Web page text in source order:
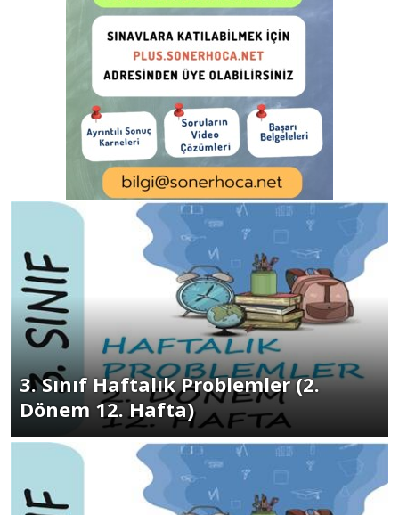
3. Sınıf Haftalık Problemler (2.
Dönem 12. Hafta)